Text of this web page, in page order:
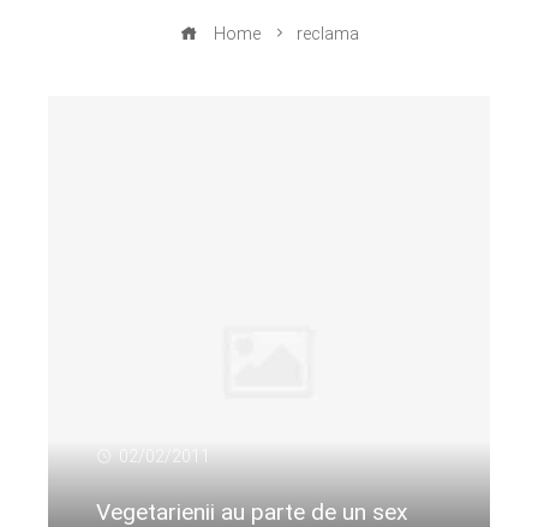
Home reclama
02/02/2011
Vegetarienii au parte de un sex